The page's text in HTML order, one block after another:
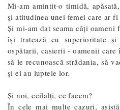
Mi-am amintit-o timidă,
și atitudinea unei femei care ar
Și mi-am dat seama câți oameni
își tratează cu superioritate
ospătarii, casierii - oamenii
să le recunoască strădania, să
și ei au luptele lor.
Și noi, ceilalți, ce facem?
În cele mai multe cazuri,